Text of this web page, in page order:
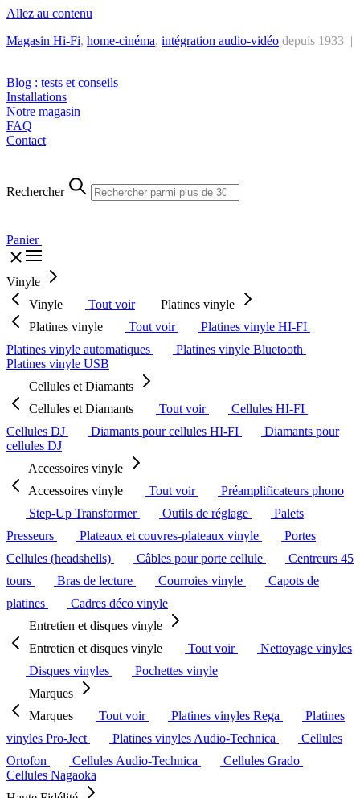
Allez au contenu
Magasin Hi-Fi, home-cinéma, intégration audio-vidéo depuis 1933 |
Blog : tests et conseils
Installations
Notre magasin
FAQ
Contact
Rechercher
Panier
Vinyle
Vinyle
Tout voir
Platines vinyle
Platines vinyle
Tout voir
Platines vinyle HI-FI
Platines vinyle automatiques
Platines vinyle Bluetooth
Platines vinyle USB
Cellules et Diamants
Cellules et Diamants
Tout voir
Cellules HI-FI
Cellules DJ
Diamants pour cellules HI-FI
Diamants pour
cellules DJ
Accessoires vinyle
Accessoires vinyle
Tout voir
Préamplificateurs phono
Step-Up Transformer
Outils de réglage
Palets
Presseurs
Plateaux et couvres-plateaux vinyle
Portes
Cellules (headshells)
Câbles pour porte cellule
Centreurs 45
tours
Bras de lecture Courroies vinyle
Capots de
platines
Cadres déco vinyle
Entretien et disques vinyle
Entretien et disques vinyle
Tout voir
Nettoyage vinyles
Disques vinyles
Pochettes vinyle
Marques
Marques
Tout voir Platines vinyles Rega
Platines
vinyles Pro-Ject
Platines vinyles Audio-Technica
Cellules
Ortofon
Cellules Audio-Technica
Cellules Grado
Cellules Nagaoka